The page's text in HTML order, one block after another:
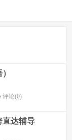
评论(0)
直达辅导